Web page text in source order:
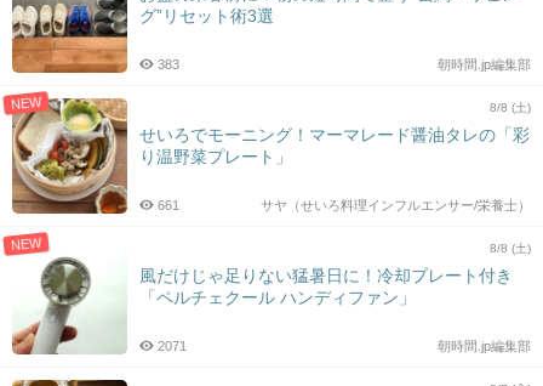
グ”リセット術3選
朝時間.jp編集部
383
NEW 8/8 (土)
せいろでモーニング！マーマレード醤油タレの「彩
り温野菜プレート」
サヤ（せいろ料理インフルエンサー/栄養士）
661
NEW 8/8 (土)
風だけじゃ足りない猛暑日に！冷却プレート付き
「ペルチェクール ハンディファン」
朝時間.jp編集部
2071